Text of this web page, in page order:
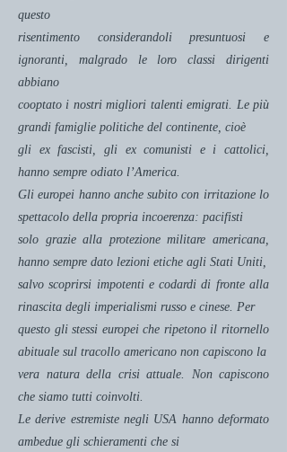
questo
risentimento considerandoli presuntuosi e
ignoranti, malgrado le loro classi dirigenti
abbiano
cooptato i nostri migliori talenti emigrati. Le più
grandi famiglie politiche del continente, cioè
gli ex fascisti, gli ex comunisti e i cattolici,
hanno sempre odiato l’America.
Gli europei hanno anche subito con irritazione lo
spettacolo della propria incoerenza: pacifisti
solo grazie alla protezione militare americana,
hanno sempre dato lezioni etiche agli Stati Uniti,
salvo scoprirsi impotenti e codardi di fronte alla
rinascita degli imperialismi russo e cinese. Per
questo gli stessi europei che ripetono il ritornello
abituale sul tracollo americano non capiscono la
vera natura della crisi attuale. Non capiscono
che siamo tutti coinvolti.
Le derive estremiste negli USA hanno deformato
ambedue gli schieramenti che si